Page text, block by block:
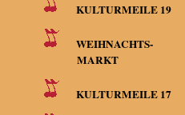
KULTURMEILE 19
WEIHNACHTS-
MARKT
KULTURMEILE 17